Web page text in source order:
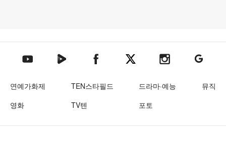
텐아시아 유튜브텐아시아 네이버TV텐아시아 페이스북텐아시아 엑스텐아시아 인스타그램
텐아시아
연예가화제 TEN스타필드 드라마·예능
뮤직
영화
TV텐 포토